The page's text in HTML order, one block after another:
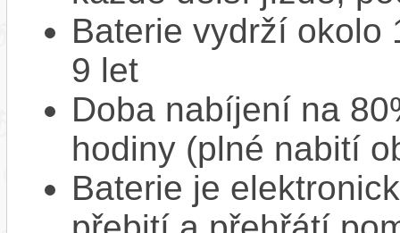
Baterie vydrží okolo
9 let
Doba nabíjení na
hodiny (plné nabití
Baterie je